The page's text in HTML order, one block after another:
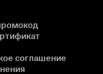
соглашение